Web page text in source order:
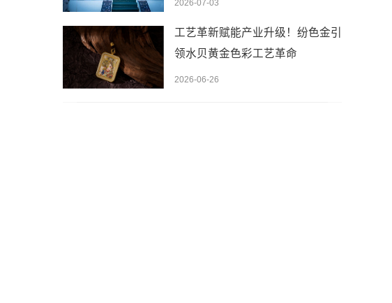
2026-07-03
工艺革新赋能产业升级！纷色金引
领水贝黄金色彩工艺革命
2026-06-26